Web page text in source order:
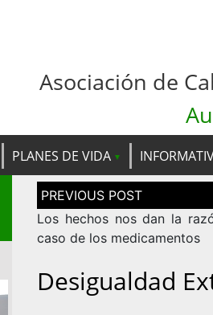
Asociación de
PLANES DE VIDA
Navegación
de
entradas
Los hechos nos dan la
caso de los medicamentos
Desigualdad